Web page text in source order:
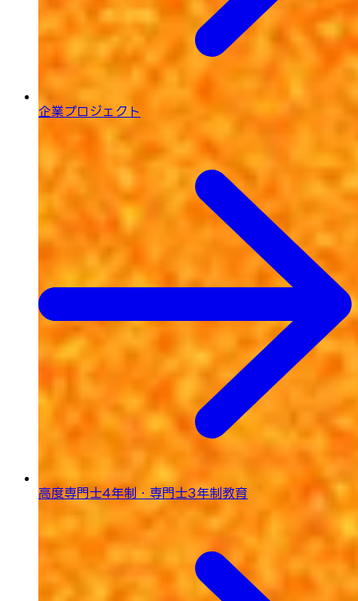
企業プロジェクト
高度専門士4年制・専門士3年制教育